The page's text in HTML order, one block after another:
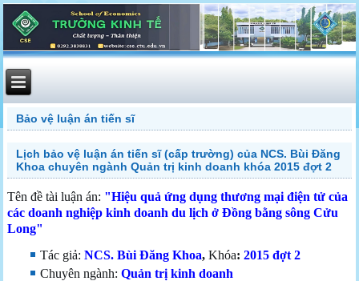
Bảo vệ luận án tiến sĩ
Lịch bảo vệ luận án tiến sĩ (cấp trường) của NCS. Bùi Đăng
Khoa chuyên ngành Quản trị kinh doanh khóa 2015 đợt 2
Tên đề tài luận án: "Hiệu quả ứng dụng thương mại điện tử của
các doanh nghiệp kinh doanh du lịch ở Đồng bằng sông Cửu
Long"
Tác giả:NCS. Bùi Đăng Khoa,Khóa:2015 đợt 2
Chuyên ngành:Quản trị kinh doanh